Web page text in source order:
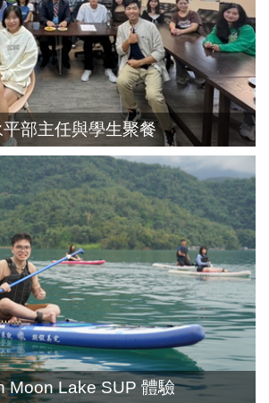
部主任與學生聚餐
Moon Lake SUP 體驗